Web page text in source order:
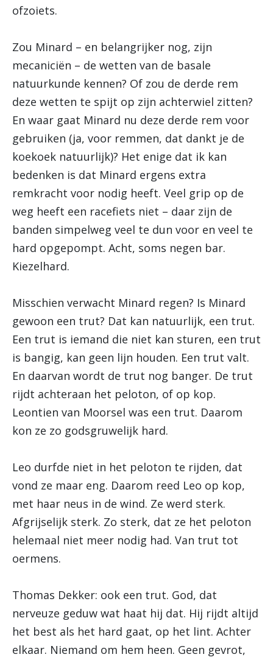
ofzoiets.
Zou Minard – en belangrijker nog, zijn
mecaniciën – de wetten van de basale
natuurkunde kennen? Of zou de derde rem
deze wetten te spijt op zijn achterwiel zitten?
En waar gaat Minard nu deze derde rem voor
gebruiken (ja, voor remmen, dat dankt je de
koekoek natuurlijk)? Het enige dat ik kan
bedenken is dat Minard ergens extra
remkracht voor nodig heeft. Veel grip op de
weg heeft een racefiets niet – daar zijn de
banden simpelweg veel te dun voor en veel te
hard opgepompt. Acht, soms negen bar.
Kiezelhard.
Misschien verwacht Minard regen? Is Minard
gewoon een trut? Dat kan natuurlijk, een trut.
Een trut is iemand die niet kan sturen, een trut
is bangig, kan geen lijn houden. Een trut valt.
En daarvan wordt de trut nog banger. De trut
rijdt achteraan het peloton, of op kop.
Leontien van Moorsel was een trut. Daarom
kon ze zo godsgruwelijk hard.
Leo durfde niet in het peloton te rijden, dat
vond ze maar eng. Daarom reed Leo op kop,
met haar neus in de wind. Ze werd sterk.
Afgrijselijk sterk. Zo sterk, dat ze het peloton
helemaal niet meer nodig had. Van trut tot
oermens.
Thomas Dekker: ook een trut. God, dat
nerveuze geduw wat haat hij dat. Hij rijdt altijd
het best als het hard gaat, op het lint. Achter
elkaar. Niemand om hem heen. Geen gevrot,